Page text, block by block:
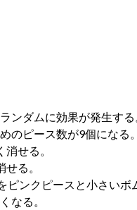
ンダムに効果が発生する
のピース数が9個になる。
せる。
る。
ピンクピースと小さい
なる。